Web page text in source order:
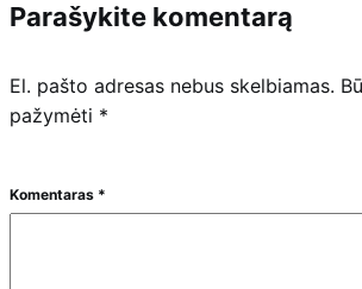
Parašykite komentarą
El. pašto adresas nebus skelbiamas.
pažymėti *
Komentaras *